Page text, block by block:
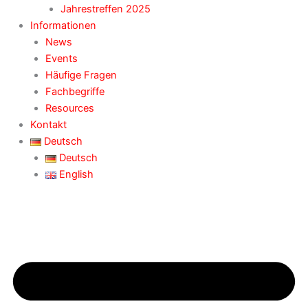
Jahrestreffen 2025
Informationen
News
Events
Häufige Fragen
Fachbegriffe
Resources
Kontakt
Deutsch
Deutsch
English